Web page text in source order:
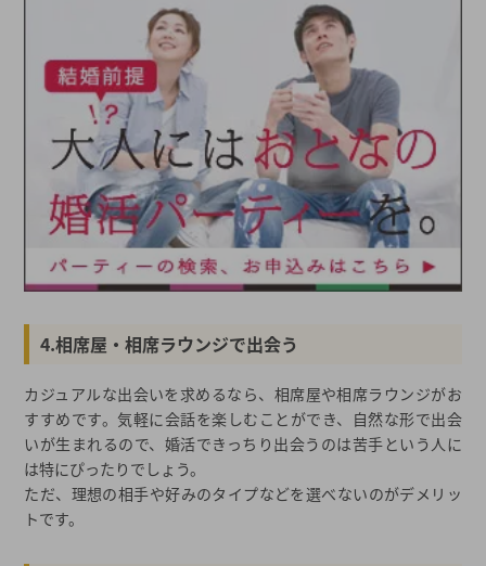
4.相席屋・相席ラウンジで出会う
カジュアルな出会いを求めるなら、相席屋や相席ラウンジがお
すすめです。気軽に会話を楽しむことができ、自然な形で出会
いが生まれるので、婚活できっちり出会うのは苦手という人に
は特にぴったりでしょう。
ただ、理想の相手や好みのタイプなどを選べないのがデメリッ
トです。